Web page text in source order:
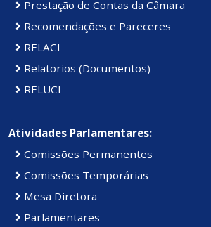
Prestação de Contas da Câmara
Recomendações e Pareceres
RELACI
Relatorios (Documentos)
RELUCI
Atividades Parlamentares:
Comissões Permanentes
Comissões Temporárias
Mesa Diretora
Parlamentares